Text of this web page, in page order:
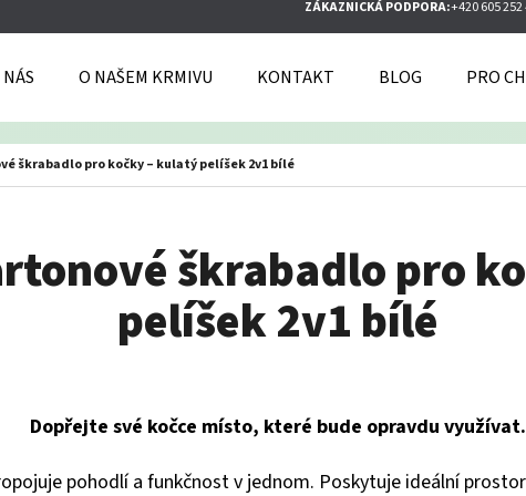
ZÁKAZNICKÁ PODPORA:+420 605 252
O NAŠEM KRMIVU KONTAKT BLOG PRO
škrabadlo pro kočky – kulatý pelíšek 2v1 bílé
škrabadlo pro
pelíšek 2v1 bílé
Dopřejte své kočce místo, které bude opravdu využívat.
pohodlí a funkčnost v jednom. Poskytuje ideální
CO POTŘEBUJETE NAJÍT?
DOPORUČUJEME